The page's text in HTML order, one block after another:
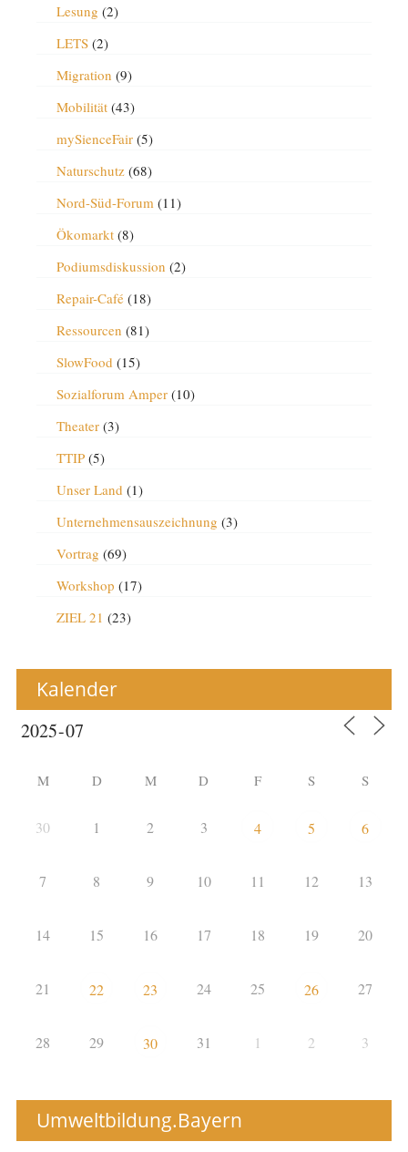
Lesung (2)
LETS(2)
Migration (9)
Mobilität(43)
mySienceFair(5)
Naturschutz(68)
Nord-Süd-Forum (11)
Ökomarkt(8)
Podiumsdiskussion (2)
Repair-Café(18)
Ressourcen (81)
SlowFood (15)
Sozialforum Amper(10)
Theater(3)
TTIP(5)
Unser Land (1)
Unternehmensauszeichnung (3)
Vortrag (69)
Workshop (17)
ZIEL 21 (23)
Kalender
M D M D F S S
30 1 2 3 4 5 6
7 8 9 10 11 12 13
14 15 16 17 18 19 20
21 22 23 24 25 26 27
28 29 30 31 1 2 3
Umweltbildung.Bayern